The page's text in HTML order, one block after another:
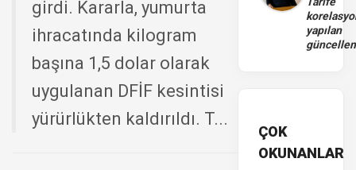
girdi. Kararla, yumurta
ihracatında kilogram
başına 1,5 dolar olarak
uygulanan DFİF kesintisi
yürürlükten kaldırıldı. T...
yapılan
ÇOK
OKUNANLAR